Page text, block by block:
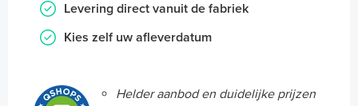
Levering direct vanuit de fabriek
Kies zelf uw afleverdatum
Helder aanbod en duidelijke prijzen